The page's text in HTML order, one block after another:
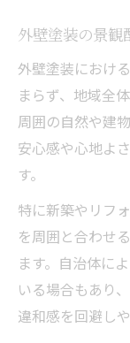
外壁塗装の景観
外壁塗装におけ
まらず、地域全
周囲の自然や建
安心感や心地よ
す。
特に新築やリフ
を周囲と合わせ
ます。自治体に
いる場合もあり
違和感を回避し